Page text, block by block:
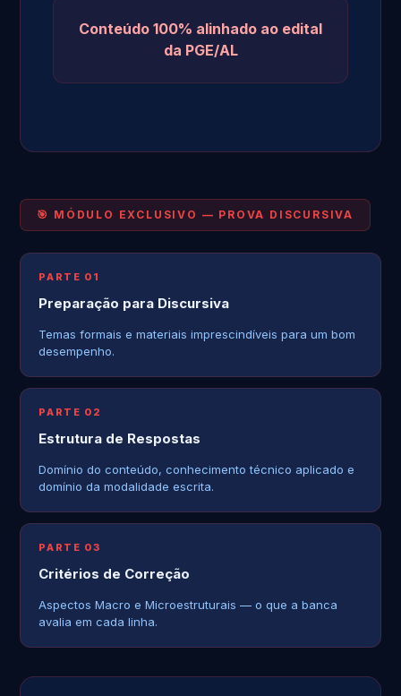
Conteúdo 100% alinhado ao edital
da PGE/AL
🎯 MÓDULO EXCLUSIVO — PROVA DISCURSIVA
PARTE 01
Preparação para Discursiva
Temas formais e materiais imprescindíveis para um bom
desempenho.
PARTE 02
Estrutura de Respostas
Domínio do conteúdo, conhecimento técnico aplicado e
domínio da modalidade escrita.
PARTE 03
Critérios de Correção
Aspectos Macro e Microestruturais — o que a banca
avalia em cada linha.